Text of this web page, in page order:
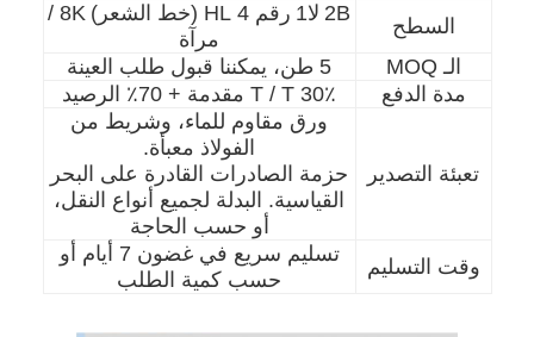
السطح
2B لا1 رقم 4 HL (خط الشعر)
8K /
مرآة
الـ MOQ
5 طن، يمكننا قبول طلب العينة
مدة الدفع
30٪ T / T مقدمة + 70٪ الرصيد
تعبئة التصدير
ورق مقاوم للماء، وشريط من
الفولاذ معبأة.
حزمة الصادرات القادرة على البحر
القياسية. البدلة لجميع أنواع النقل،
أو حسب الحاجة
وقت التسليم
تسليم سريع في غضون 7 أيام أو
حسب كمية الطلب